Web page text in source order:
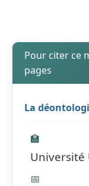
Pour citer ce
pages
La
🏫
Université
📅